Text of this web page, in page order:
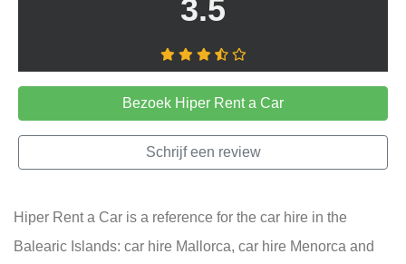
3.5
Bezoek Hiper Rent a Car
Schrijf een review
Hiper Rent a Car is a reference for the car hire in the
Balearic Islands: car hire Mallorca, car hire Menorca and